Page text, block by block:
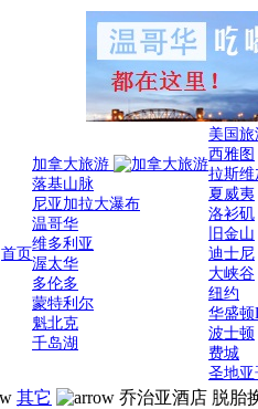
首页
加拿大旅游
落基山脉
尼亚加拉大瀑布
温哥华
维多利亚
渥太华
多伦多
蒙特利尔
魁北克
千岛湖
美国
西雅图
拉斯维
夏威夷
洛衫矶
旧金山
迪士尼
大峡谷
纽约
华盛顿
波士顿
费城
圣地亚
其它
乔治亚酒店 脱胎